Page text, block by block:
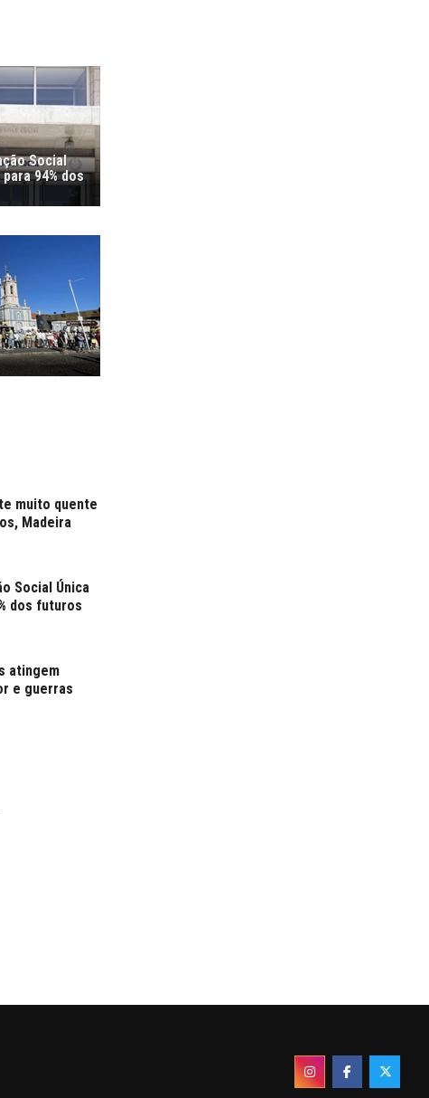
Social
94% dos
muito quente
Madeira
Social Única
dos futuros
atingem
e guerras